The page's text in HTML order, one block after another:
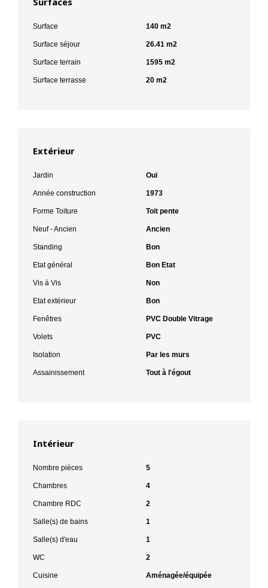
Surface 140 m2
Surface séjour 26.41 m2
Surface terrain 1595 m2
Surface terrasse 20 m2
Extérieur
Jardin Oui
Année construction 1973
Forme Toiture Toit pente
Neuf - Ancien Ancien
Standing Bon
Etat général Bon Etat
Vis à Vis Non
Etat extérieur Bon
Fenêtres PVC Double Vitrage
Volets PVC
Isolation Par les murs
Assainissement Tout à l'égout
Intérieur
Nombre pièces 5
Chambres 4
Chambre RDC 2
Salle(s) de bains 1
Salle(s) d'eau 1
WC 2
Cuisine Aménagée/équipée